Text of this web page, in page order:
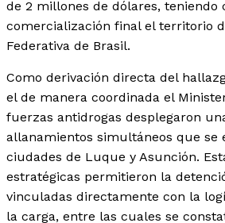
de 2 millones de dólares, teniendo
comercialización final el territorio
Federativa de Brasil.
Como derivación directa del
el de manera coordinada el
fuerzas antidrogas desplegaron
allanamientos simultáneos que se
ciudades de Luque y Asunción.
estratégicas permitieron la
vinculadas directamente con la
la carga, entre las cuales se